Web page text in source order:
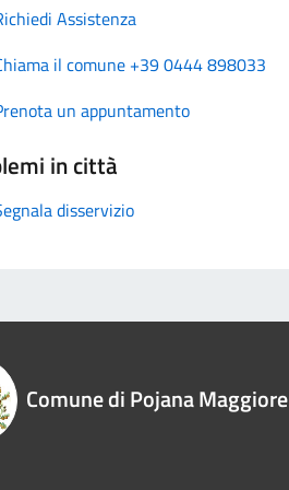
Assistenza
il comune +39 0444 898033
un appuntamento
in città
disservizio
Comune di Pojana Maggiore